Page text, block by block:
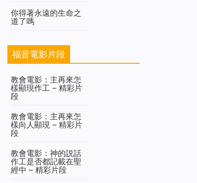
你得著永遠的生命之
道了嗎
福音電影片段
教會電影：主再來怎
樣顯現作工 – 精彩片
段
教會電影：主再來怎
樣向人顯現 – 精彩片
段
教會電影：神的説話
作工是否都記載在聖
經中 – 精彩片段